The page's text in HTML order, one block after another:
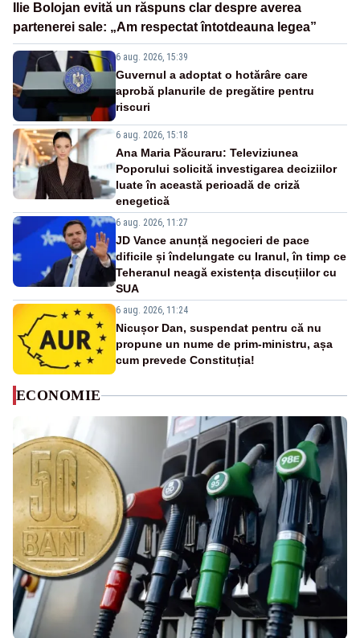
Ilie Bolojan evită un răspuns clar despre averea
partenerei sale: „Am respectat întotdeauna legea”
6 aug. 2026, 15:39
Guvernul a adoptat o hotărâre care
aprobă planurile de pregătire pentru
riscuri
6 aug. 2026, 15:18
Ana Maria Păcuraru: Televiziunea
Poporului solicită investigarea deciziilor
luate în această perioadă de criză
enegetică
6 aug. 2026, 11:27
JD Vance anunță negocieri de pace
dificile și îndelungate cu Iranul, în timp ce
Teheranul neagă existența discuțiilor cu
SUA
6 aug. 2026, 11:24
Nicușor Dan, suspendat pentru că nu
propune un nume de prim-ministru, așa
cum prevede Constituția!
ECONOMIE